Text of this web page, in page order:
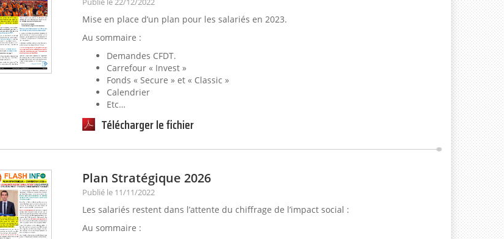
Mise en place d’un plan pour les salariés en 2023.
Au sommaire :
Demandes CFDT.
Carrefour « Invest »
Fonds « Secure » et « Classic »
Calendrier
Etc…
Télécharger le fichier
Plan Stratégique 2026
Publié le 11/11/2022
Les salariés restent dans l’attente du chiffrage de l’impact social :
Au sommaire :